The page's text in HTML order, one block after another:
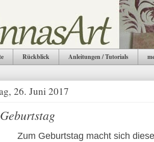
Rückblick Anleitungen / Tutorials
26. Juni 2017
Zum Geburtstag macht sich